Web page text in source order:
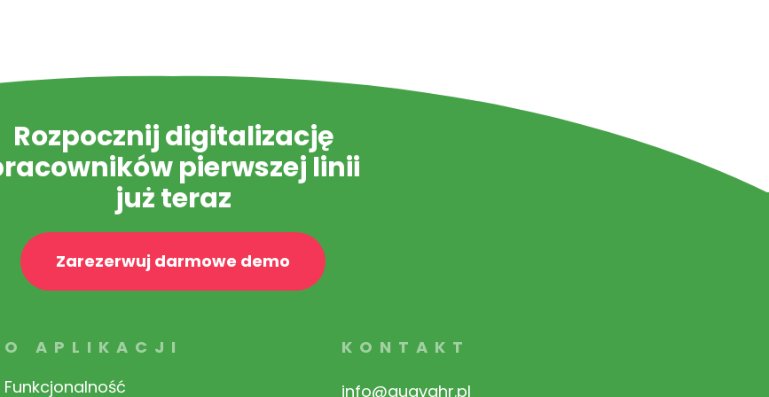
Rozpocznij digitalizację
pierwszej linii
już teraz
Zarezerwuj darmowe demo
O APLIKACJI
Funkcjonalność
KONTAKT
info@guavahr.pl